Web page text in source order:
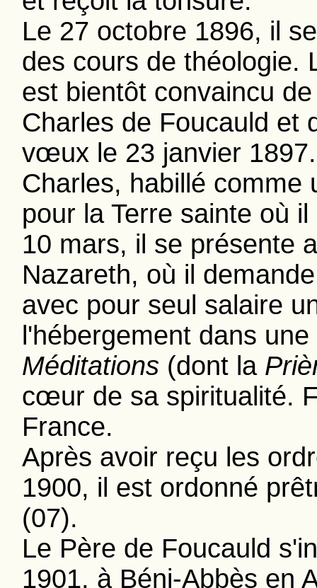
Le 27 octobre 1896, il
des cours de théologie.
est bientôt convaincu
Charles de Foucauld et
vœux le 23 janvier 1897.
Charles, habillé comme
pour la Terre sainte où
10 mars, il se présente
Nazareth, où il
avec pour seul salaire
l'hébergement dans
Méditations (dont la
cœur de sa spiritualité.
France.
Après avoir reçu les
1900, il est ordonné
(07).
Le Père de Foucauld
1901, à Béni-Abbès en